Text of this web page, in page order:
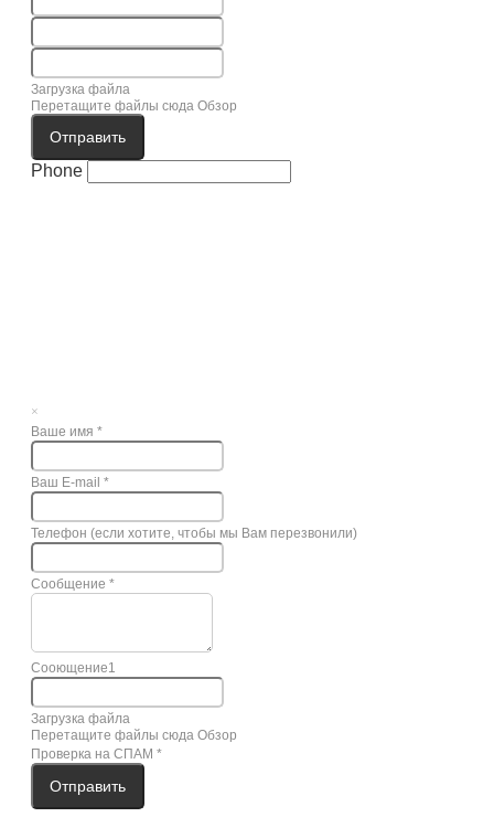
Загрузка файла
Перетащите файлы сюда Обзор
Отправить
Phone
×
Ваше имя *
Ваш E-mail *
Телефон (если хотите, чтобы мы Вам перезвонили)
Сообщение *
Сооющение1
Загрузка файла
Перетащите файлы сюда Обзор
Проверка на СПАМ *
Отправить